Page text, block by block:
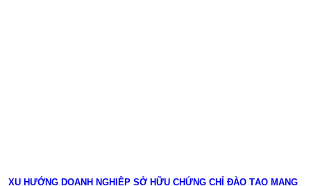
XU HƯỚNG DOANH NGHIỆP SỞ HỮU CHỨNG CHỈ ĐÀO TẠO MANG